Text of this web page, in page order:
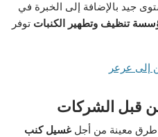
جيد بالإضافة إلى الخبرة في
تنظيف وتطهير الكنباتتوفر
إلى عرعر
قبل الشركات
طرق معينة من أجلغسيل كنب